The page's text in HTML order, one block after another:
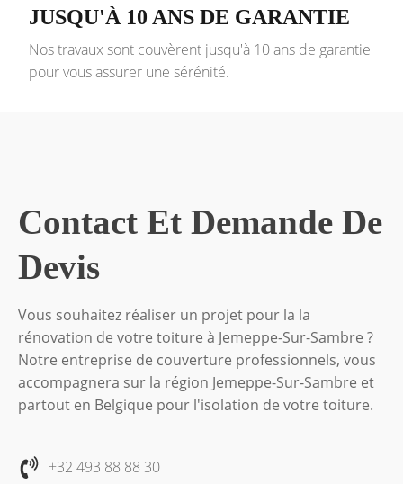
JUSQU'À 10 ANS DE GARANTIE
Nos travaux sont couvèrent jusqu'à 10 ans de garantie
pour vous assurer une sérénité.
Contact Et Demande De
Devis
Vous souhaitez réaliser un projet pour la la
rénovation de votre toiture à Jemeppe-Sur-Sambre ?
Notre entreprise de couverture professionnels, vous
accompagnera sur la région Jemeppe-Sur-Sambre et
partout en Belgique pour l'isolation de votre toiture.
+32 493 88 88 30